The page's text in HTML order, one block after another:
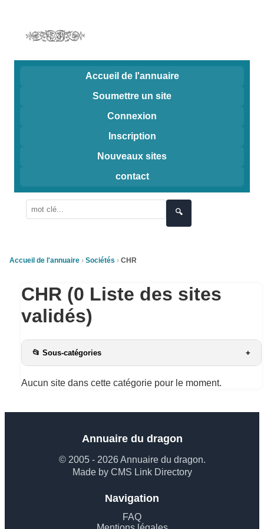
Accueil de l'annuaire
Soumettre un site
Connexion
Inscription
Nouveaux sites
contact
🔍
Accueil de l'annuaire Sociétés CHR
CHR (0 Liste des sites
validés)
📂 Sous-catégories +
Aucun site dans cette catégorie pour le moment.
Annuaire du dragon
© 2005 - 2026 Annuaire du dragon.
Made by CMS Link Directory
Navigation
FAQ